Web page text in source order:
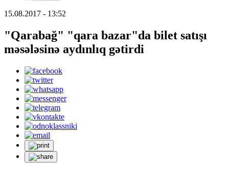
15.08.2017 - 13:52
"Qarabağ" "qara bazar"da bilet satışı
məsələsinə aydınlıq gətirdi